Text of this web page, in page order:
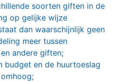
soorten giften in de
op gelijke wijze
dan waarschijnlijk geen
meer tussen
andere giften;
budget en de huurtoeslag